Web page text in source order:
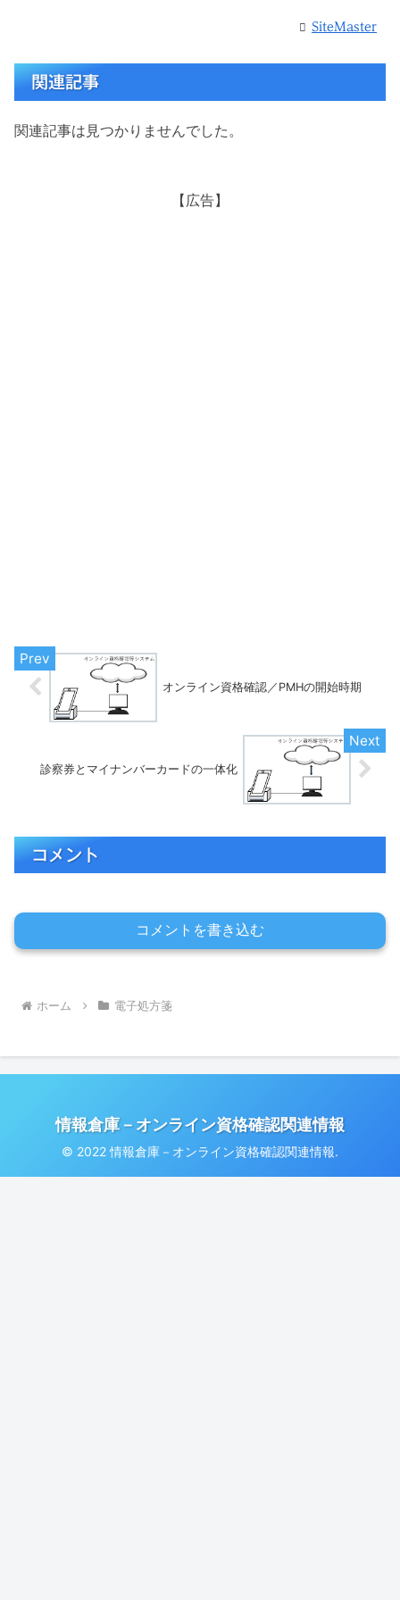
SiteMaster
関連記事
関連記事は見つかりませんでした。
【広告】
オンライン資格確認／PMHの開始時期
診察券とマイナンバーカードの一体化
コメント
コメントを書き込む
ホーム 電子処方箋
情報倉庫－オンライン資格確認関連情報
© 2022 情報倉庫－オンライン資格確認関連情報.